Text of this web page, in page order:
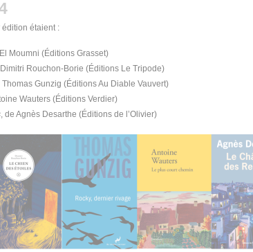
édition étaient :
Moumni (Éditions Grasset)
Dimitri Rouchon-Borie (Éditions Le Tripode)
Thomas Gunzig (Éditions Au Diable Vauvert)
Wauters (Éditions Verdier)
, de Agnès Desarthe (Éditions de l’Olivier)